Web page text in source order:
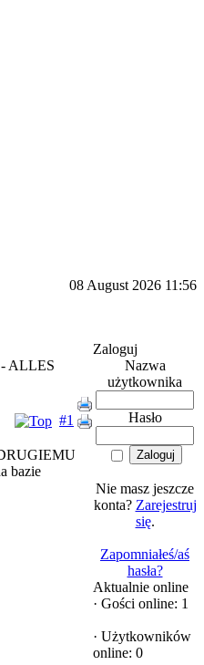
08 August 2026 11:56
ALLES
#1
bazie
Zaloguj
Nazwa
użytkownika
Hasło
Nie masz jeszcze
konta? Zarejestruj
się.
Zapomniałeś/aś
hasła?
Aktualnie online
· Gości online: 1
· Użytkowników
online: 0